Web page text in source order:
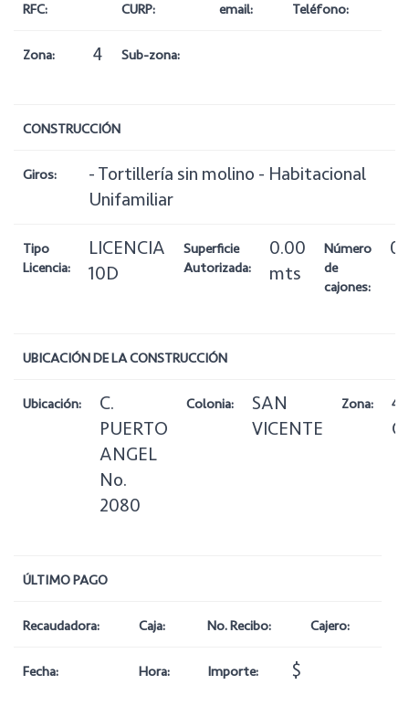
RFC: CURP: email: Teléfono:
Zona: 4 Sub-zona:
CONSTRUCCIÓN
Giros:
- Tortillería sin molino - Habitacional
Unifamiliar
Tipo
Licencia:
LICENCIA
10D
Superficie
Autorizada:
0.00
mts
Número
de
cajones:
0
UBICACIÓN DE LA CONSTRUCCIÓN
Ubicación:
C.
PUERTO
ANGEL
No.
2080
Colonia:
SAN
VICENTE
Zona:
4
ÚLTIMO PAGO
Recaudadora: Caja: No. Recibo: Cajero:
Fecha: Hora: Importe: $